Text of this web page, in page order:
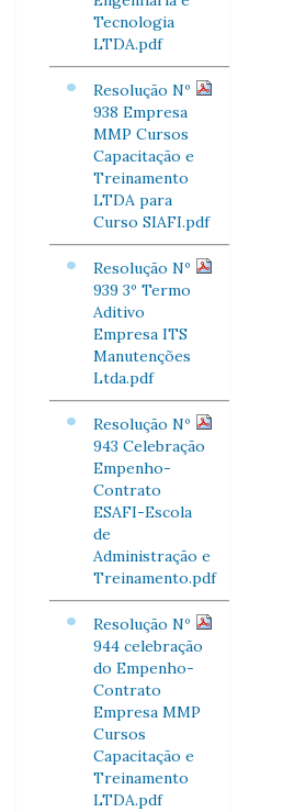
Tecnologia
LTDA.pdf
Resolução Nº
938 Empresa
MMP Cursos
Capacitação e
Treinamento
LTDA para
Curso SIAFI.pdf
Resolução Nº
939 3º Termo
Aditivo
Empresa ITS
Manutenções
Ltda.pdf
Resolução Nº
943 Celebração
Empenho-
Contrato
ESAFI-Escola
de
Administração e
Treinamento.pdf
Resolução Nº
944 celebração
do Empenho-
Contrato
Empresa MMP
Cursos
Capacitação e
Treinamento
LTDA.pdf